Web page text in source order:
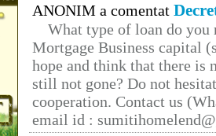
ANONIM a comentat
What type of loan do you
Mortgage Business capital
hope and think that there is
still not gone? Do not
cooperation. Contact us
email id :